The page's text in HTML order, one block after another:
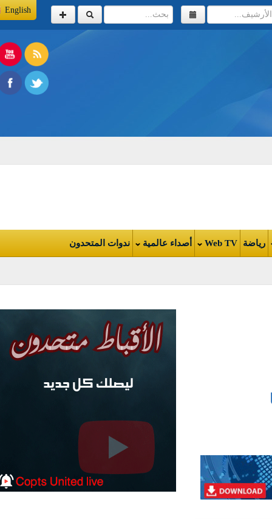
English
Web TV أصداء عالمية ندوات المتحدون